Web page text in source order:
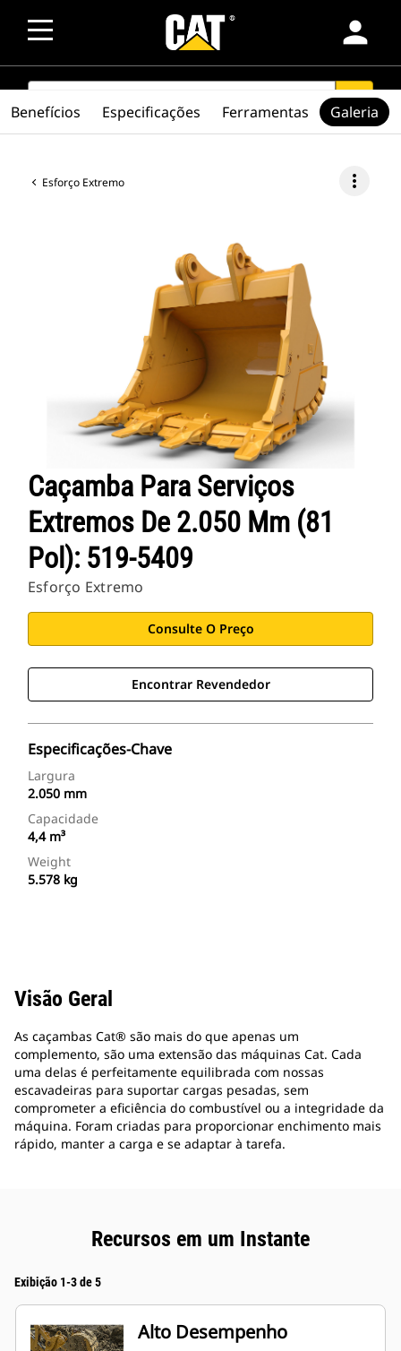
person
SEARCH search
Esforço Extremo more_vert
Caçamba Para Serviços
Extremos De 2.050 Mm (81
Pol): 519-5409
Esforço Extremo
Consulte O Preço
Encontrar Revendedor
Especificações-Chave
Largura
2.050 mm
Capacidade
4,4 m³
Weight
5.578 kg
Benefícios Especificações Ferramentas Galeria
Visão Geral
As caçambas Cat® são mais do que apenas um
complemento, são uma extensão das máquinas Cat. Cada
uma delas é perfeitamente equilibrada com nossas
escavadeiras para suportar cargas pesadas, sem
comprometer a eficiência do combustível ou a integridade da
máquina. Foram criadas para proporcionar enchimento mais
rápido, manter a carga e se adaptar à tarefa.
Recursos em um Instante
Exibição 1-3 de 5
Alto Desempenho